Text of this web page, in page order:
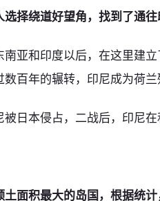
择绕道好望角，找到了通往
南亚和印度以后，在这里建
百年的辗转，印尼成为荷兰
日本侵占，二战后，印尼在
土面积最大的岛国，根据统